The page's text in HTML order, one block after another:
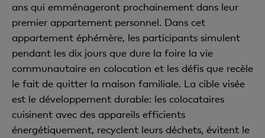
ans qui emménageront prochainement dans leur
premier appartement personnel. Dans cet
appartement éphémère, les participants simulent
pendant les dix jours que dure la foire la vie
communautaire en colocation et les défis que recèle
le fait de quitter la maison familiale. La cible visée
est le développement durable: les colocataires
cuisinent avec des appareils efficients
énergétiquement, recyclent leurs déchets, évitent le